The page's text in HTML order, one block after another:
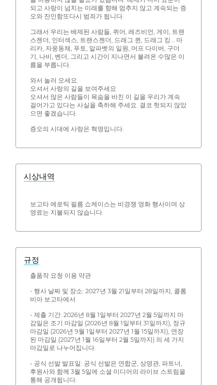
되고 사랑이 넘치는 미래를 향해 멈추지 않고 계속되는 증
오와 잔인함또다시 범죄가 됩니다.
그래서 우리는 배제된 사람들, 퀴어, 레즈비언, 게이, 트랜
스젠더, 인터섹스, 트랜스젠더, 드래그 퀸, 드래그 킹... 마
리카, 자웅동체, 푸토, 알파벳의 일원, 머프 다이버, 구더
기, 나비, 벤더, 그리고 시간이 지나면서 불려온 수많은 이
름을 부릅니다.
와서 놀러 오세요.
오셔서 사랑의 길을 보여주세요
오셔서 많은 사람들이 목숨을 바친 이 길을 우리가 계속
걸어가고 있다는 사실을 축하해 주세요. 결코 헛되지 않았
으면 좋겠습니다.
증오의 시대에 사랑은 혁명입니다.
시상내역
보고타 에로틱 필름 쇼케이스는 비경쟁 영화 행사이며 상
영료는 지불되지 않습니다.
규정
출품작 요청 이용 약관
- 행사 날짜 및 장소: 2027년 3월 21일부터 28일까지, 콜롬
비아 보고타에서
- 제출 기간: 2026년 8월 1일부터 2027년 2월 5일까지 마
감일은 조기 마감일 (2026년 8월 1일부터 31일까지), 정규
마감일 (2026년 9월 1일부터 2027년 1월 15일까지), 연장
된 마감일 (2027년 1월 16일부터 2월 5일까지) 의 세 가지
마감일로 나누어집니다.
- 공식 선발 발표일: 공식 선발은 연합군, 상영관, 파트너,
후원사와 함께 3월 5일에 소셜 미디어의 라이브 스트림을
통해 공개됩니다.